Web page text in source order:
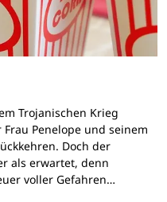
Trojanischen Krieg
Penelope und seinem
Doch der
als erwartet, denn
voller Gefahren…